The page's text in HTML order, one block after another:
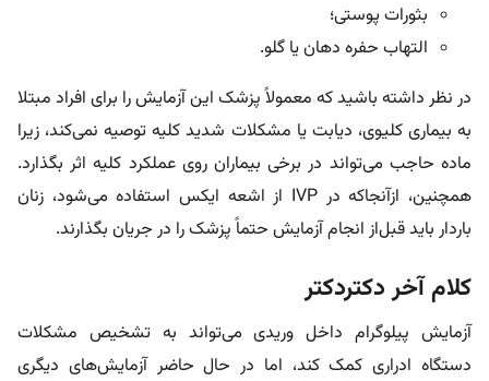
بثورات پوستی؛
التهاب حفره دهان یا گلو.
در نظر داشته باشید که معمولاً پزشک این آزمایش را برای افراد مبتلا
به بیماری کلیوی، دیابت یا مشکلات شدید کلیه توصیه نمی‌کند، زیرا
ماده حاجب می‌تواند در برخی بیماران روی عملکرد کلیه اثر بگذارد.
همچنین، ازآنجاکه در IVP از اشعه ایکس استفاده می‌شود، زنان
باردار باید قبل‌از انجام آزمایش حتماً پزشک را در جریان بگذارند.
کلام آخر دکتردکتر
آزمایش پیلوگرام داخل وریدی می‌تواند به تشخیص مشکلات
دستگاه ادراری کمک کند، اما در حال حاضر آزمایش‌های دیگری